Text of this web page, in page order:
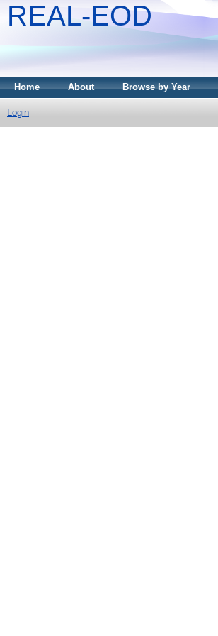
REAL-EOD
Home About Browse by Year
Login